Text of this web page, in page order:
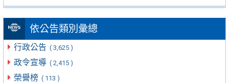
依公告類別彙總
行政公告 ( 3,625 )
政令宣導 ( 2,415 )
榮譽榜 ( 113 )